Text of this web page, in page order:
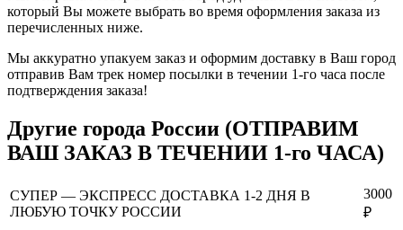
который Вы можете выбрать во время оформления заказа из
перечисленных ниже.
Мы аккуратно упакуем заказ и оформим доставку в Ваш город
отправив Вам трек номер посылки в течении 1-го часа после
подтверждения заказа!
Другие города России (ОТПРАВИМ
ВАШ ЗАКАЗ В ТЕЧЕНИИ 1-го ЧАСА)
СУПЕР — ЭКСПРЕСС ДОСТАВКА 1-2 ДНЯ В
ЛЮБУЮ ТОЧКУ РОССИИ
3000
₽